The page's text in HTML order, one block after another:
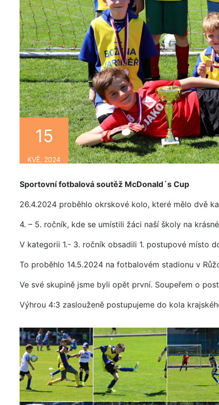
15
KVĚ, 2024
Sportovní fotbalová soutěž McDonald´s Cup
26.4.2024 proběhlo okrskové kolo, které mělo dvě
4. – 5. ročník, kde se umístili žáci naší školy na
V kategorii 1.- 3. ročník obsadili 1. postupové místo
To proběhlo 14.5.2024 na fotbalovém stadionu v
Ve své skupině jsme byli opět první. Soupeřem o
Výhrou 4:3 zaslouženě postupujeme do kola